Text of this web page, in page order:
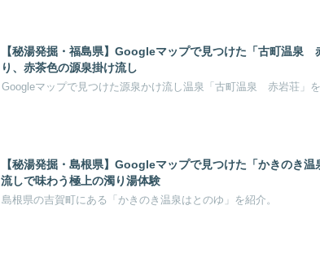
【秘湯発掘・福島県】Googleマップで見つけた「古町温泉
り、赤茶色の源泉掛け流し
Googleマップで見つけた源泉かけ流し温泉「古町温泉 赤岩荘」を
【秘湯発掘・島根県】Googleマップで見つけた「かきのき
流しで味わう極上の濁り湯体験
島根県の吉賀町にある「かきのき温泉はとのゆ」を紹介。